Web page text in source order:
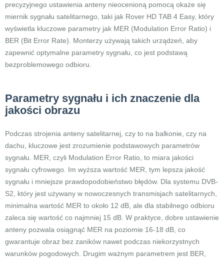
precyzyjnego ustawienia anteny nieocenioną pomocą okaże się
miernik sygnału satelitarnego, taki jak Rover HD TAB 4 Easy, który
wyświetla kluczowe parametry jak MER (Modulation Error Ratio) i
BER (Bit Error Rate). Monterzy używają takich urządzeń, aby
zapewnić optymalne parametry sygnału, co jest podstawą
bezproblemowego odbioru.
Parametry sygnału i ich znaczenie dla
jakości obrazu
Podczas strojenia anteny satelitarnej, czy to na balkonie, czy na
dachu, kluczowe jest zrozumienie podstawowych parametrów
sygnału. MER, czyli Modulation Error Ratio, to miara jakości
sygnału cyfrowego. Im wyższa wartość MER, tym lepsza jakość
sygnału i mniejsze prawdopodobieństwo błędów. Dla systemu DVB-
S2, który jest używany w nowoczesnych transmisjach satelitarnych,
minimalna wartość MER to około 12 dB, ale dla stabilnego odbioru
zaleca się wartość co najmniej 15 dB. W praktyce, dobre ustawienie
anteny pozwala osiągnąć MER na poziomie 16-18 dB, co
gwarantuje obraz bez zaników nawet podczas niekorzystnych
warunków pogodowych. Drugim ważnym parametrem jest BER,